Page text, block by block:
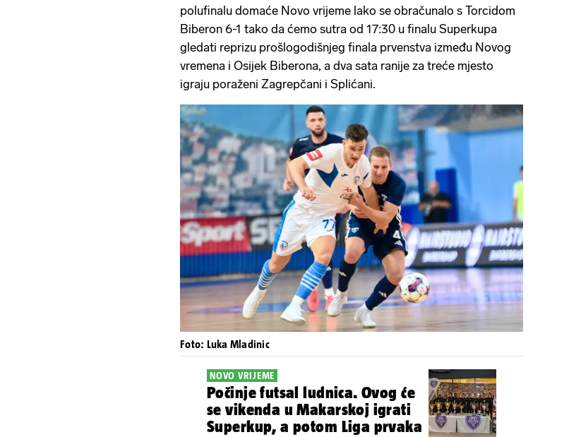
polufinalu domaće Novo vrijeme lako se obračunalo s Torcidom
Biberon 6-1 tako da ćemo sutra od 17:30 u finalu Superkupa
gledati reprizu prošlogodišnjeg finala prvenstva između Novog
vremena i Osijek Biberona, a dva sata ranije za treće mjesto
igraju poraženi Zagrepčani i Splićani.
Foto: Luka Mladinic
NOVO VRIJEME
Počinje futsal ludnica. Ovog će
se vikenda u Makarskoj igrati
Superkup, a potom Liga prvaka